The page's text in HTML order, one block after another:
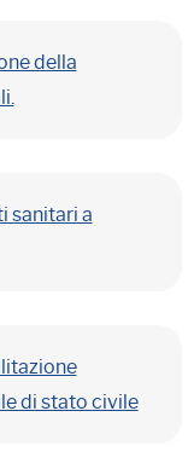
della
sanitari a
di stato civile